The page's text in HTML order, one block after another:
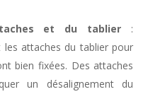
et du tablier :
les attaches du tablier pour
bien fixées. Des attaches
un désalignement du